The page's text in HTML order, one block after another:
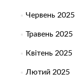
Червень 2025
Травень 2025
Квітень 2025
Лютий 2025